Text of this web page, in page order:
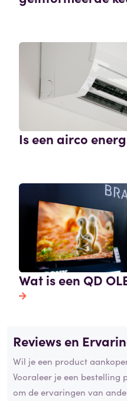
Is een airco
Wat is een QD
Reviews en
Wil je een product
Vooraleer je een bestelling
om de ervaringen van